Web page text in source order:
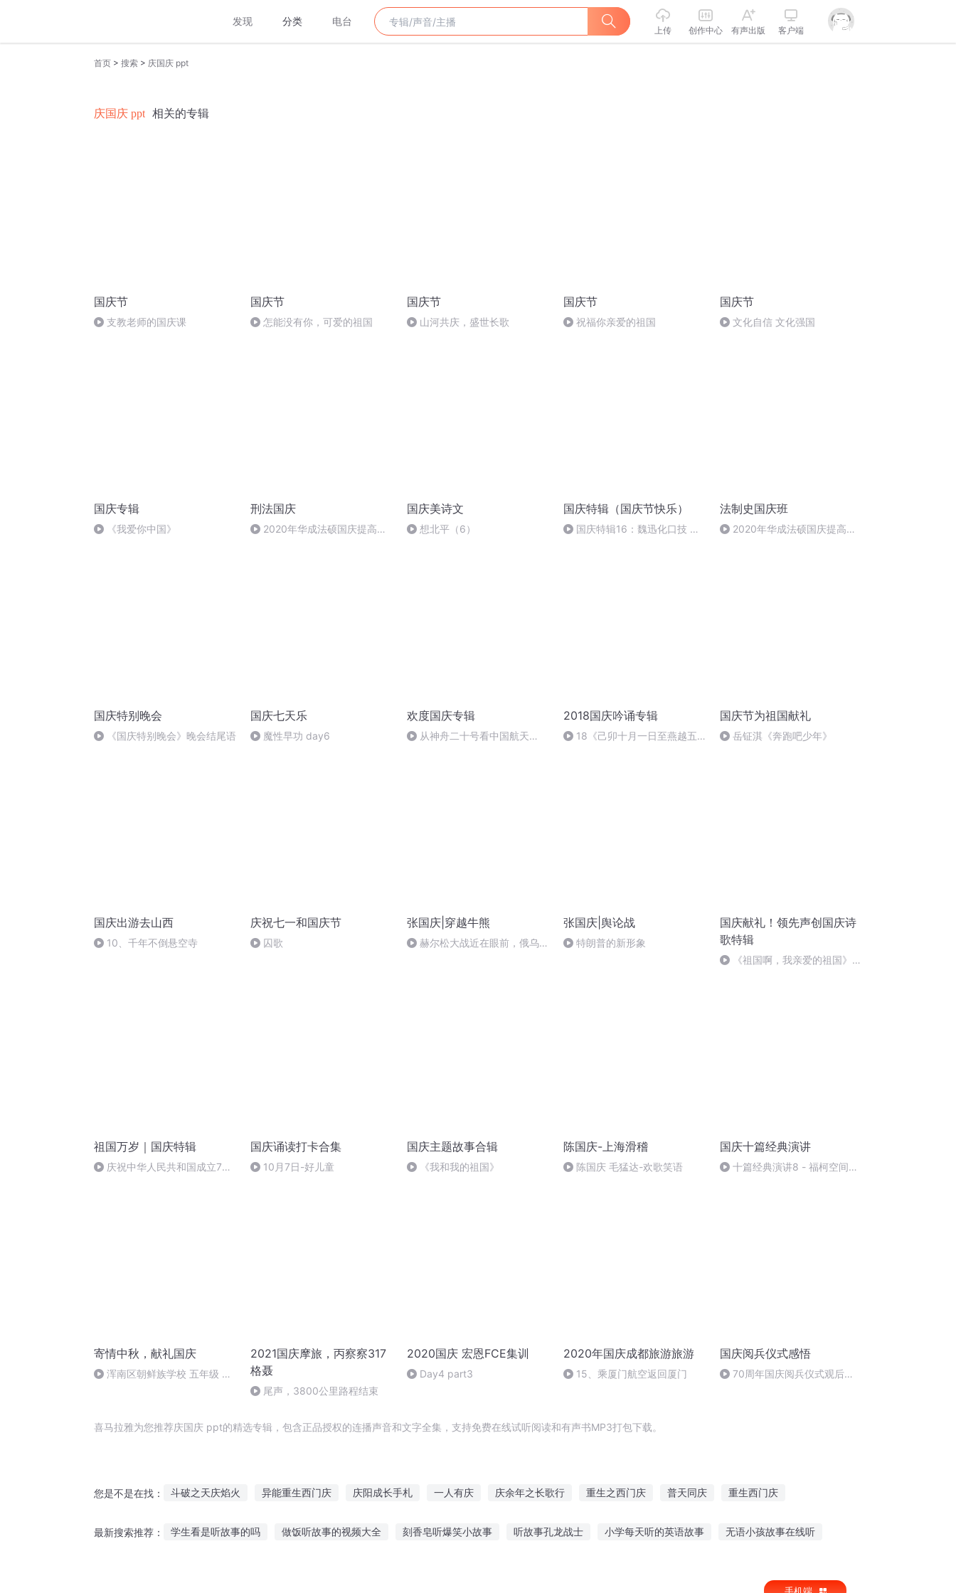
发现 分类 电台
上传 创作中心 有声出版 客户端
首页 > 搜索 > 庆国庆 ppt
庆国庆 ppt 相关的专辑
国庆节
支教老师的国庆课
国庆节
怎能没有你，可爱的祖国
国庆节
山河共庆，盛世长歌
国庆节
祝福你亲爱的祖国
国庆节
文化自信 文化强国
国庆专辑
《我爱你中国》
刑法国庆
2020年华成法硕国庆提高班
国庆美诗文
想北平（6）
国庆特辑（国庆节快乐）
国庆特辑16：魏迅化口技 二
法制史国庆班
2020年华成法硕国庆提高班
国庆特别晚会
《国庆特别晚会》晚会结尾语
国庆七天乐
魔性早功 day6
欢度国庆专辑
从神舟二十号看中国航天
2018国庆吟诵专辑
18《己卯十月一日至燕越五
国庆节为祖国献礼
岳钲淇《奔跑吧少年》
国庆出游去山西
10、千年不倒悬空寺
庆祝七一和国庆节
囚歌
张国庆|穿越牛熊
赫尔松大战近在眼前，俄乌冲
张国庆|舆论战
特朗普的新形象
国庆献礼！领先声创国庆诗
歌特辑
《祖国啊，我亲爱的祖国》温
祖国万岁｜国庆特辑
庆祝中华人民共和国成立73
国庆诵读打卡合集
10月7日-好儿童
国庆主题故事合辑
《我和我的祖国》
陈国庆-上海滑稽
陈国庆 毛猛达-欢歌笑语
国庆十篇经典演讲
十篇经典演讲8 - 福柯空间回
寄情中秋，献礼国庆
浑南区朝鲜族学校 五年级 孙
2021国庆摩旅，丙察察317
格聂
尾声，3800公里路程结束
2020国庆 宏恩FCE集训
Day4 part3
2020年国庆成都旅游旅游
15、乘厦门航空返回厦门
国庆阅兵仪式感悟
70周年国庆阅兵仪式观后感
喜马拉雅为您推荐庆国庆 ppt的精选专辑，包含正品授权的连播声音和文字全集，支持免费在线试听阅读和有声书MP3打包下载。
您是不是在找： 斗破之天庆焰火 异能重生西门庆 庆阳成长手札 一人有庆 庆余年之长歌行 重生之西门庆 普天同庆 重生西门庆
最新搜索推荐： 学生看是听故事的吗 做饭听故事的视频大全 刻香皂听爆笑小故事 听故事孔龙战士 小学每天听的英语故事 无语小孩故事在线听